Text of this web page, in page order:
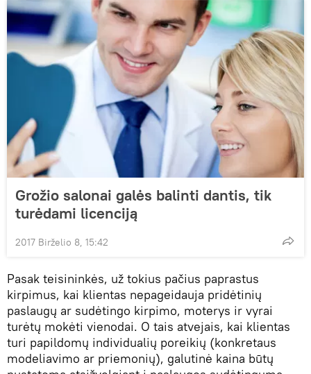
Grožio salonai galės balinti dantis, tik
turėdami licenciją
2017 Birželio 8, 15:42
Pasak teisininkės, už tokius pačius paprastus
kirpimus, kai klientas nepageidauja pridėtinių
paslaugų ar sudėtingo kirpimo, moterys ir vyrai
turėtų mokėti vienodai. O tais atvejais, kai klientas
turi papildomų individualių poreikių (konkretaus
modeliavimo ar priemonių), galutinė kaina būtų